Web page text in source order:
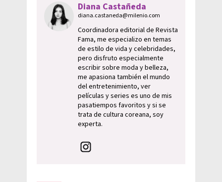
Diana Castañeda
diana.castaneda@milenio.com
Coordinadora editorial de Revista
Fama, me especializo en temas
de estilo de vida y celebridades,
pero disfruto especialmente
escribir sobre moda y belleza,
me apasiona también el mundo
del entretenimiento, ver
películas y series es uno de mis
pasatiempos favoritos y si se
trata de cultura coreana, soy
experta.